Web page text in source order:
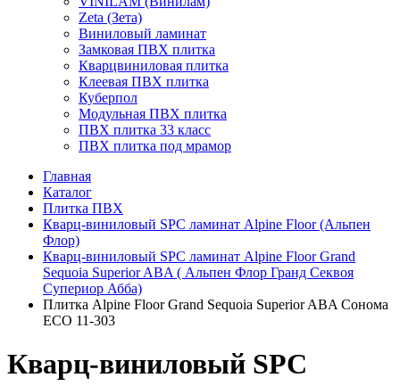
Zeta (Зета)
Виниловый ламинат
Замковая ПВХ плитка
Кварцвиниловая плитка
Клеевая ПВХ плитка
Куберпол
Модульная ПВХ плитка
ПВХ плитка 33 класс
ПВХ плитка под мрамор
Главная
Каталог
Плитка ПВХ
Кварц-виниловый SPC ламинат Alpine Floor (Альпен
Флор)
Кварц-виниловый SPC ламинат Alpine Floor Grand
Sequoia Superior ABA ( Альпен Флор Гранд Секвоя
Супериор Абба)
Плитка Alpine Floor Grand Sequoia Superior ABA Сонома
ECO 11-303
Кварц-виниловый SPC